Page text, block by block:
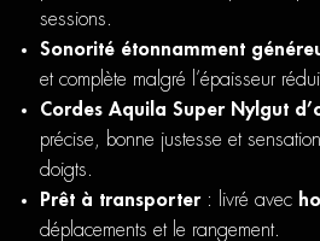
sessions.
Sonorité étonnamment
et complète malgré l’épaisseur
Cordes Aquila Super Nylgut
précise, bonne justesse et
doigts.
Prêt à transporter: livré avec
déplacements et le rangement.